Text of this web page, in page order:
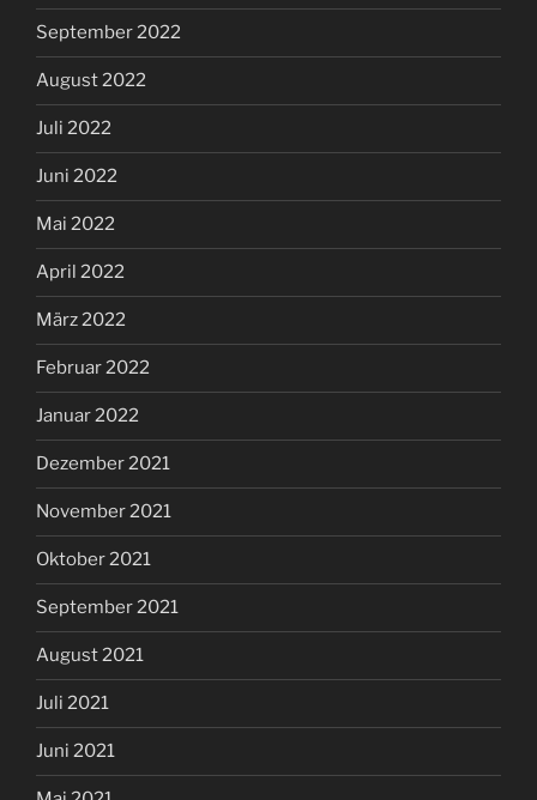
September 2022
August 2022
Juli 2022
Juni 2022
Mai 2022
April 2022
März 2022
Februar 2022
Januar 2022
Dezember 2021
November 2021
Oktober 2021
September 2021
August 2021
Juli 2021
Juni 2021